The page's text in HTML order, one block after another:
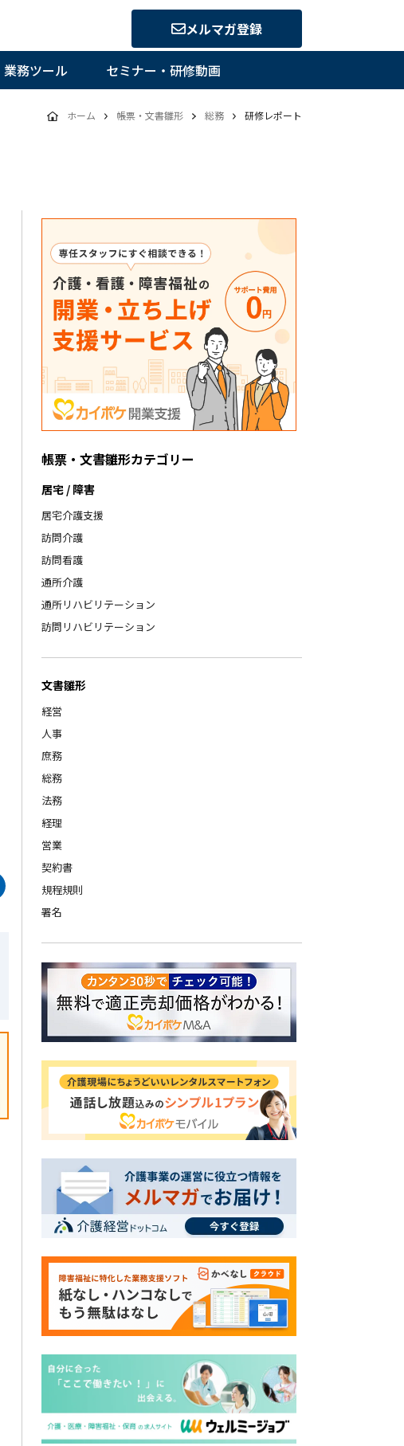
メルマガ登録
業務ツール セミナー・研修動画
ホーム 帳票・文書雛形 総務 研修レポート
帳票・文書雛形カテゴリー
居宅 / 障害
居宅介護支援
訪問介護
訪問看護
通所介護
通所リハビリテーション
訪問リハビリテーション
文書雛形
経営
人事
庶務
総務
法務
経理
営業
契約書
規程規則
署名